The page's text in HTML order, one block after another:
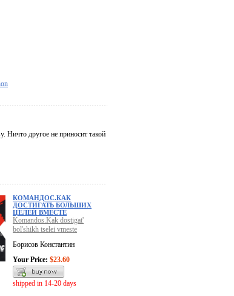
Ничто другое не приносит такой
КОМАНДОС.КАК
ДОСТИГАТЬ БОЛЬШИХ
ЦЕЛЕЙ ВМЕСТЕ
Komandos.Kak dostigat'
bol'shikh tselei vmeste
Борисов Константин
Your Price: $23.60
shipped in 14-20 days